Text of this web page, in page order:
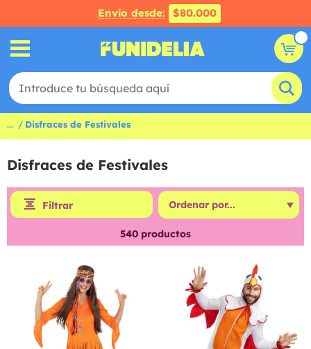
Envío desde: $80.000
... Disfraces de Festivales
Disfraces de Festivales
Filtrar
540 productos